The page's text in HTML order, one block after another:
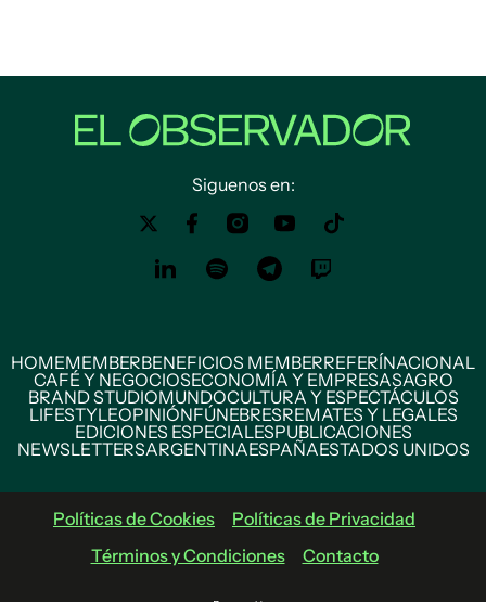
Siguenos en:
HOMEMEMBERBENEFICIOS MEMBERREFERÍNACIONAL
CAFÉ Y NEGOCIOSECONOMÍA Y EMPRESASAGRO
BRAND STUDIOMUNDOCULTURA Y ESPECTÁCULOS
LIFESTYLEOPINIÓNFÚNEBRESREMATES Y LEGALES
EDICIONES ESPECIALESPUBLICACIONES
NEWSLETTERSARGENTINAESPAÑAESTADOS UNIDOS
Políticas de Cookies
Políticas de Privacidad
Términos y Condiciones
Contacto